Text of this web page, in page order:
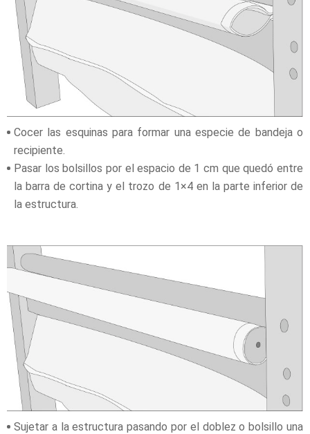
Cocer las esquinas para formar una especie de bandeja o
recipiente.
Pasar los bolsillos por el espacio de 1 cm que quedó entre
la barra de cortina y el trozo de 1×4 en la parte inferior de
la estructura.
Sujetar a la estructura pasando por el doblez o bolsillo una